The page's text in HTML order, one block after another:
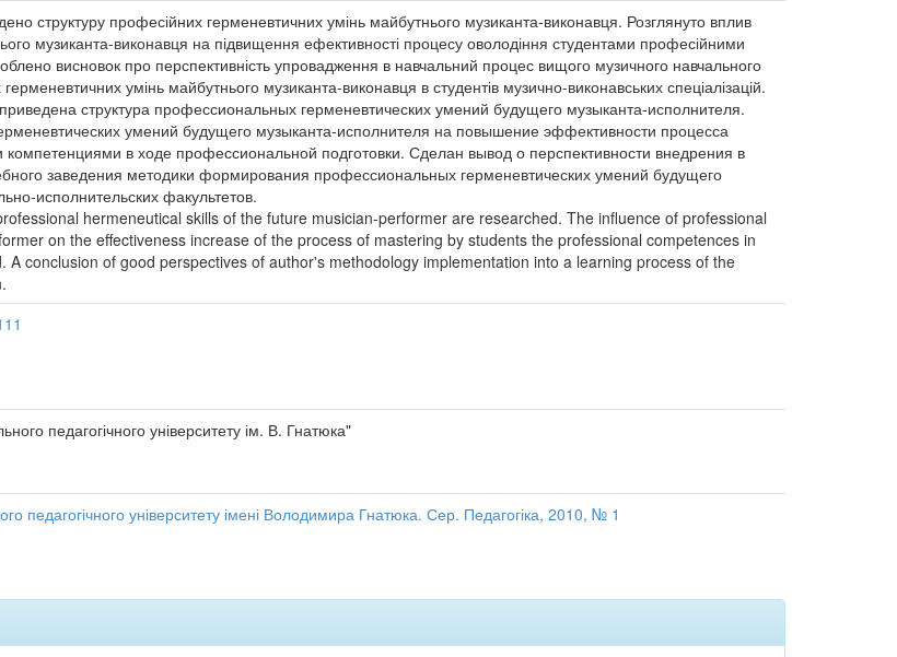
структуру професійних герменевтичних умінь майбутнього музиканта-виконавця. Розглянуто вплив
музиканта-виконавця на підвищення ефективності процесу оволодіння студентами професійними
висновок про перспективність упровадження в навчальний процес вищого музичного навчального
умінь майбутнього музиканта-виконавця в студентів музично-виконавських спеціалізацій.
структура профессиональных герменевтических умений будущего музыканта-исполнителя.
умений будущего музыканта-исполнителя на повышение эффективности процесса
в ходе профессиональной подготовки. Сделан вывод о перспективности внедрения в
заведения методики формирования профессиональных герменевтических умений будущего
исполнительских факультетов.
hermeneutical skills of the future musician-performer are researched. The influence of professional
on the effectiveness increase of the process of mastering by students the professional competences in
conclusion of good perspectives of author's methodology implementation into a learning process of the
педагогічного університету ім. В. Гнатюка"
педагогічного університету імені Володимира Гнатюка. Сер. Педагогіка, 2010, № 1